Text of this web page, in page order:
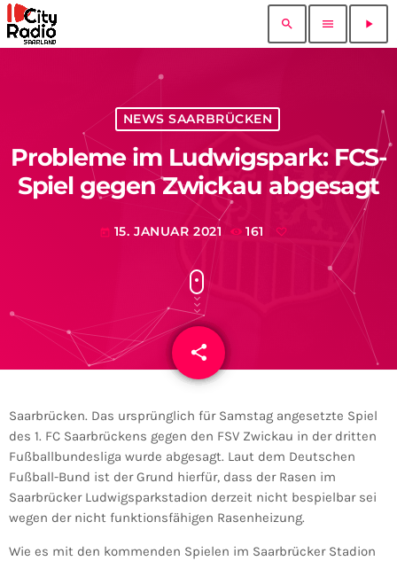
search menu play_arrow
NEWS SAARBRÜCKEN
Probleme im Ludwigspark: FCS-
Spiel gegen Zwickau abgesagt
today 15. JANUAR 2021 161
share
email
Saarbrücken. Das ursprünglich für Samstag angesetzte Spiel
des 1. FC Saarbrückens gegen den FSV Zwickau in der dritten
Fußballbundesliga wurde abgesagt. Laut dem Deutschen
Fußball-Bund ist der Grund hierfür, dass der Rasen im
Saarbrücker Ludwigsparkstadion derzeit nicht bespielbar sei
wegen der nicht funktionsfähigen Rasenheizung.
Wie es mit den kommenden Spielen im Saarbrücker Stadion